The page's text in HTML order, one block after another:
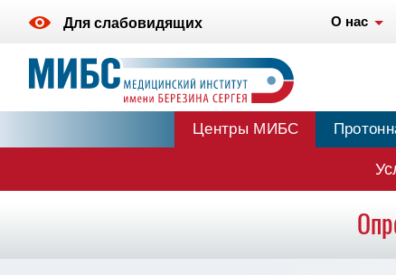
Для слабовидящих О нас
Центры МИБС